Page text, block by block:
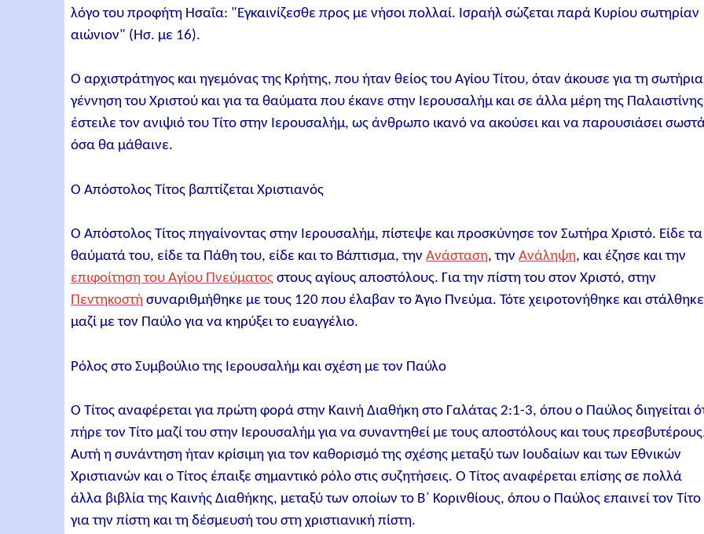
λόγο του προφήτη Ησαΐα: "Eγκαινίζεσθε προς με νήσοι πολλαί. Iσραήλ σώζεται παρά Kυρίου σωτηρίαν
αιώνιον" (Ησ. με 16).
Ο αρχιστράτηγος και ηγεμόνας της Κρήτης, που ήταν θείος του Αγίου Τίτου, όταν άκουσε για τη σωτήρια
γέννηση του Χριστού και για τα θαύματα που έκανε στην Ιερουσαλήμ και σε άλλα μέρη της
έστειλε τον ανιψιό του Τίτο στην Ιερουσαλήμ, ως άνθρωπο ικανό να ακούσει και να παρουσιάσει
όσα θα μάθαινε.
Ο Απόστολος Τίτος βαπτίζεται Χριστιανός
Ο Απόστολος Τίτος πηγαίνοντας στην Ιερουσαλήμ, πίστεψε και προσκύνησε τον Σωτήρα Χριστό. Είδε τα
θαύματά του, είδε τα Πάθη του, είδε και το Βάπτισμα, τηνΑνάσταση, τηνΑνάληψη, και έζησε και την
επιφοίτηση του Αγίου Πνεύματος στους αγίους αποστόλους. Για την πίστη του στον Χριστό, στην
Πεντηκοστή συναριθμήθηκε με τους 120 που έλαβαν το Άγιο Πνεύμα. Τότε χειροτονήθηκε και στάλθηκε
μαζί με τον Παύλο για να κηρύξει το ευαγγέλιο.
Ρόλος στο Συμβούλιο της Ιερουσαλήμ και σχέση με τον Παύλο
Ο Τίτος αναφέρεται για πρώτη φορά στην Καινή Διαθήκη στο Γαλάτας 2:1-3, όπου ο Παύλος διηγείται
πήρε τον Τίτο μαζί του στην Ιερουσαλήμ για να συναντηθεί με τους αποστόλους και τους
Αυτή η συνάντηση ήταν κρίσιμη για τον καθορισμό της σχέσης μεταξύ των Ιουδαίων και των Εθνικών
Χριστιανών και ο Τίτος έπαιξε σημαντικό ρόλο στις συζητήσεις. Ο Τίτος αναφέρεται επίσης σε πολλά
άλλα βιβλία της Καινής Διαθήκης, μεταξύ των οποίων το Β΄ Κορινθίους, όπου ο Παύλος επαινεί τον Τίτο
για την πίστη και τη δέσμευσή του στη χριστιανική πίστη.